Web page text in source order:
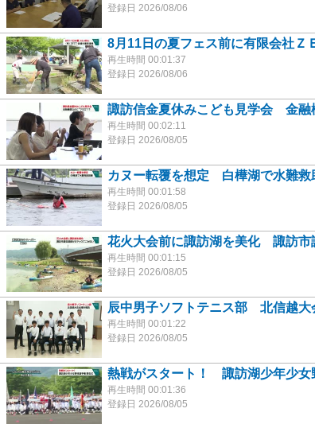
登録日 2026/08/06
8月11日の夏フェス前に有限会社Ｚ
再生時間 00:01:37
登録日 2026/08/06
諏訪信金夏休みこども見学会 金融
再生時間 00:02:11
登録日 2026/08/05
カヌー転覆を想定 白樺湖で水難救
再生時間 00:01:58
登録日 2026/08/05
花火大会前に諏訪湖を美化 諏訪市
再生時間 00:01:15
登録日 2026/08/05
辰中男子ソフトテニス部 北信越大
再生時間 00:01:22
登録日 2026/08/05
熱戦がスタート！ 諏訪湖少年少
再生時間 00:01:36
登録日 2026/08/05